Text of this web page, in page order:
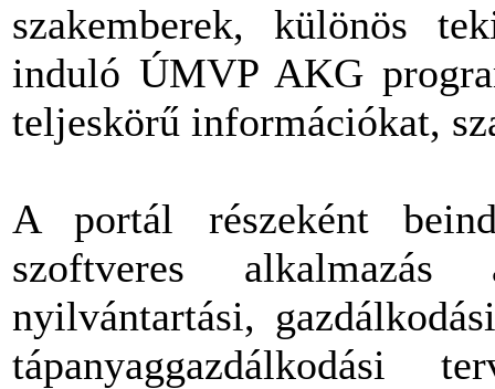
szakemberek, különös
induló ÚMVP AKG
teljeskörű információkat,
A portál részeként
szoftveres
nyilvántartási,
tápanyaggazdálkodási